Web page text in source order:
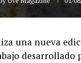
una nueva